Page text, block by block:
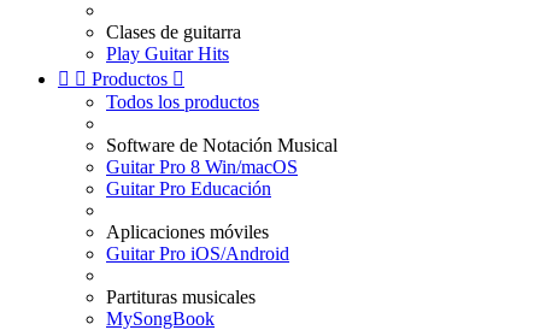
Clases de guitarra
Play Guitar Hits
  Productos 
Todos los productos
Software de Notación Musical
Guitar Pro 8 Win/macOS
Guitar Pro Educación
Aplicaciones móviles
Guitar Pro iOS/Android
Partituras musicales
MySongBook